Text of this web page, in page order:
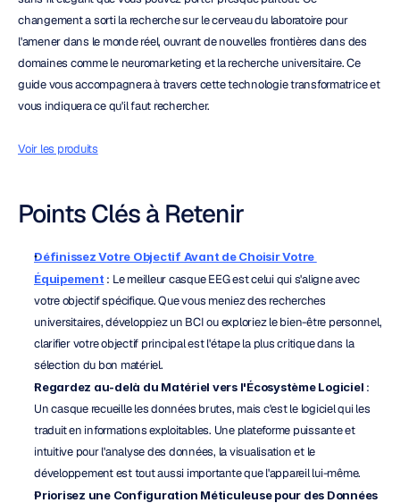
changement a sorti la recherche sur le cerveau du laboratoire pour
l'amener dans le monde réel, ouvrant de nouvelles frontières dans des
domaines comme le neuromarketing et la recherche universitaire. Ce
guide vous accompagnera à travers cette technologie transformatrice et
vous indiquera ce qu'il faut rechercher.
Voir les produits
Points Clés à Retenir
Définissez Votre Objectif Avant de Choisir Votre
Équipement : Le meilleur casque EEG est celui qui s'aligne avec
votre objectif spécifique. Que vous meniez des recherches
universitaires, développiez un BCI ou exploriez le bien-être personnel,
clarifier votre objectif principal est l'étape la plus critique dans la
sélection du bon matériel.
Regardez au-delà du Matériel vers l'Écosystème Logiciel :
Un casque recueille les données brutes, mais c'est le logiciel qui les
traduit en informations exploitables. Une plateforme puissante et
intuitive pour l'analyse des données, la visualisation et le
développement est tout aussi importante que l'appareil lui-même.
Priorisez une Configuration Méticuleuse pour des Données